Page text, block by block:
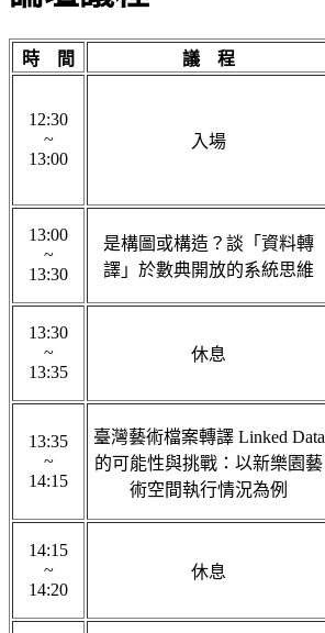
時 間 議 程
12:30
~
13:00
入場
13:00
~
13:30
是構圖或構造？談「資料轉
譯」於數典開放的系統思維
13:30
~
13:35
休息
13:35
~
14:15
臺灣藝術檔案轉譯 Linked Data
的可能性與挑戰：以新樂園藝
術空間執行情況為例
14:15
~
14:20
休息